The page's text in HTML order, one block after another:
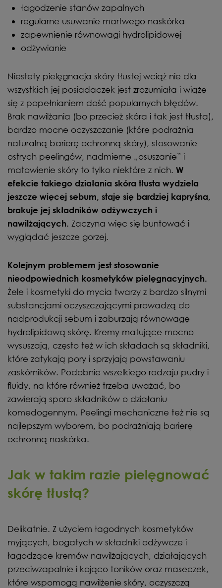
łagodzenie stanów zapalnych
regularne usuwanie martwego naskórka
zapewnienie równowagi hydrolipidowej
odżywianie
Niestety pielęgnacja skóry tłustej wciąż nie dla
wszystkich jej posiadaczek jest zrozumiała i wiąże
się z popełnianiem dość popularnych błędów.
Brak nawilżania (bo przecież skóra i tak jest tłusta),
bardzo mocne oczyszczanie (które podrażnia
naturalną barierę ochronną skóry), stosowanie
ostrych peelingów, nadmierne „osuszanie” i
matowienie skóry to tylko niektóre z nich. W
efekcie takiego działania skóra tłusta wydziela
jeszcze więcej sebum, staje się bardziej kapryśna,
brakuje jej składników odżywczych i
nawilżających.
Zaczyna więc się buntować i
wyglądać jeszcze gorzej.
Kolejnym problemem jest stosowanie
nieodpowiednich kosmetyków pielęgnacyjnych.
Żele i kosmetyki do mycia twarzy z bardzo silnymi
substancjami oczyszczającymi prowadzą do
nadprodukcji sebum i zaburzają równowagę
hydrolipidową skórę. Kremy matujące mocno
wysuszają, często też w ich składach są składniki,
które zatykają pory i sprzyjają powstawaniu
zaskórników. Podobnie wszelkiego rodzaju pudry i
fluidy, na które również trzeba uważać, bo
zawierają sporo składników o działaniu
komedogennym. Peelingi mechaniczne też nie są
najlepszym wyborem, bo podrażniają barierę
ochronną naskórka.
Jak w takim razie pielęgnować
skórę tłustą?
Delikatnie. Z użyciem łagodnych kosmetyków
myjących, bogatych w składniki odżywcze i
łagodzące kremów nawilżających, działających
przeciwzapalnie i kojąco toników oraz maseczek,
które wspomogą nawilżenie skóry, oczyszczą